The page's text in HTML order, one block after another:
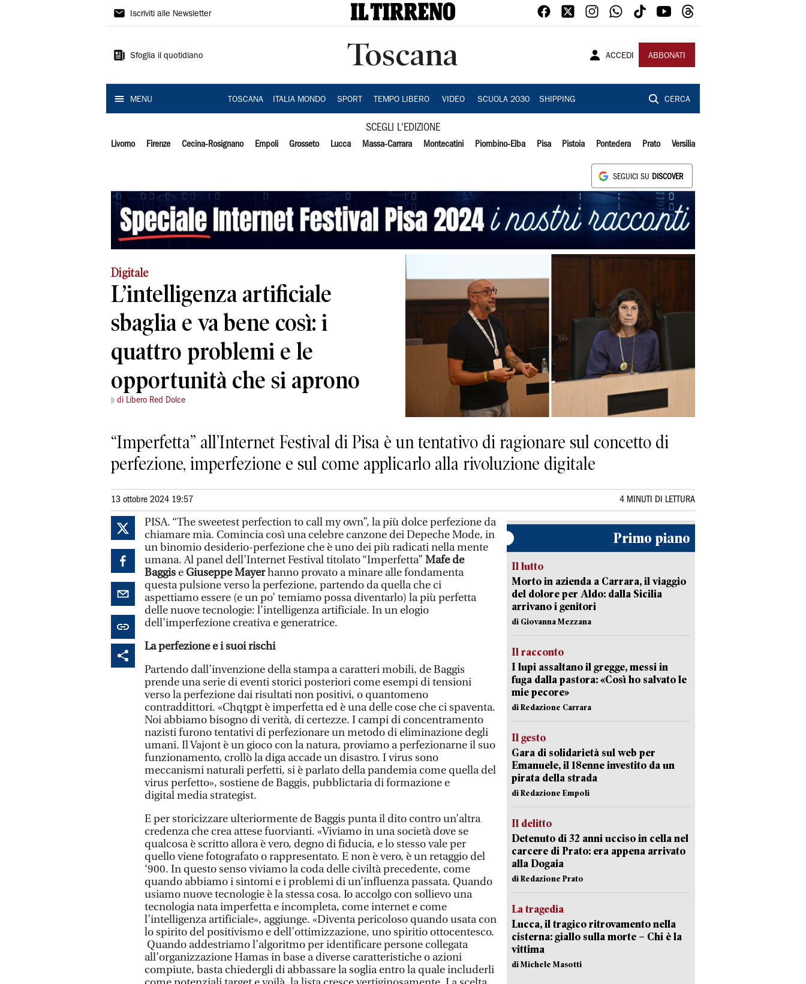
Il
Iscriviti alle Newsletter
Sfoglia il quotidiano Toscana ACCEDI ABBONATI
MENU TOSCANA ITALIA MONDO SPORT TEMPO LIBERO VIDEO SCUOLA 2030 SHIPPING CERCA
SCEGLI L'EDIZIONE
Livorno Firenze Cecina-Rosignano Empoli Grosseto Lucca Massa-Carrara Montecatini Piombino-Elba Pisa Pistoia Pontedera Prato Versilia
SEGUICI SU DISCOVER
Digitale
L’intelligenza artificiale
sbaglia e va bene così: i
quattro problemi e le
opportunità che si aprono
di Libero Red Dolce
“Imperfetta” all’Internet Festival di Pisa è un tentativo di ragionare sul concetto di
perfezione, imperfezione e sul come applicarlo alla rivoluzione digitale
13 ottobre 2024 19:57 4 MINUTI DI LETTURA
PISA. “The sweetest perfection to call my own”, la più dolce perfezione da
chiamare mia. Comincia così una celebre canzone dei Depeche Mode, in
un binomio desiderio-perfezione che è uno dei più radicati nella mente
umana. Al panel dell’Internet Festival titolato “Imperfetta” Mafe de
Baggis eGiuseppe Mayerhanno provato a minare alle fondamenta
questa pulsione verso la perfezione, partendo da quella che ci
aspettiamo essere (e un po’ temiamo possa diventarlo) la più perfetta
delle nuove tecnologie: l’intelligenza artificiale. In un elogio
dell’imperfezione creativa e generatrice.
La perfezione e i suoi rischi
Partendo dall’invenzione della stampa a caratteri mobili, de Baggis
prende una serie di eventi storici posteriori come esempi di tensioni
verso la perfezione dai risultati non positivi, o quantomeno
contraddittori. «Chqtgpt è imperfetta ed è una delle cose che ci spaventa.
Noi abbiamo bisogno di verità, di certezze. I campi di concentramento
nazisti furono tentativi di perfezionare un metodo di eliminazione degli
umani. Il Vajont è un gioco con la natura, proviamo a perfezionarne il suo
funzionamento, crollò la diga accade un disastro. I virus sono
meccanismi naturali perfetti, si è parlato della pandemia come quella del
virus perfetto», sostiene de Baggis, pubblictaria di formazione e
digital media strategist.
E per storicizzare ulteriormente de Baggis punta il dito contro un’altra
credenza che crea attese fuorvianti. «Viviamo in una società dove se
qualcosa è scritto allora è vero, degno di fiducia, e lo stesso vale per
quello viene fotografato o rappresentato. E non è vero, è un retaggio del
‘900. In questo senso viviamo la coda delle civiltà precedente, come
quando abbiamo i sintomi e i problemi di un’influenza passata. Quando
usiamo nuove tecnologie è la stessa cosa. Io accolgo con sollievo una
tecnologia nata imperfetta e incompleta, come internet e come
l’intelligenza artificiale», aggiunge. «Diventa pericoloso quando usata con
lo spirito del positivismo e dell’ottimizzazione, uno spiritio ottocentesco.
Quando addestriamo l’algoritmo per identificare persone collegata
all’organizzazione Hamas in base a diverse caratteristiche o azioni
compiute, basta chiedergli di abbassare la soglia entro la quale includerli
Primo piano
Il lutto
Morto in azienda a Carrara, il viaggio
del dolore per Aldo: dalla Sicilia
arrivano i genitori
di Giovanna Mezzana
Il racconto
I lupi assaltano il gregge, messi in
fuga dalla pastora: «Così ho salvato le
mie pecore»
di Redazione Carrara
Il gesto
Gara di solidarietà sul web per
Emanuele, il 18enne investito da un
pirata della strada
di Redazione Empoli
Il delitto
Detenuto di 32 anni ucciso in cella nel
carcere di Prato: era appena arrivato
alla Dogaia
di Redazione Prato
La tragedia
Lucca, il tragico ritrovamento nella
cisterna: giallo sulla morte – Chi è la
vittima
di Michele Masotti